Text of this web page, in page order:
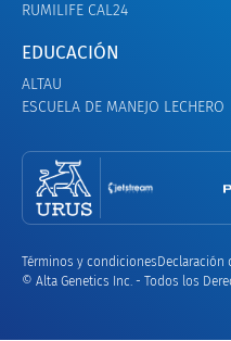
RUMILIFE CAL24
EDUCACIÓN
ALTAU
ESCUELA DE MANEJO LECHERO
Términos y condiciones Declaración
© Alta Genetics Inc. - Todos los